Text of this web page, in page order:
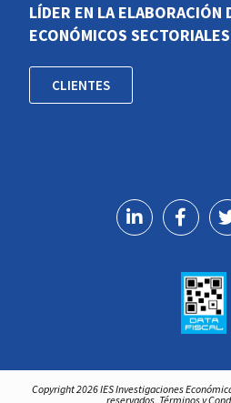
LÍDER EN LA ELABORACIÓN
ECONÓMICOS SECTORIALES
CLIENTES
Copyright 2026 IES Investigaciones
reservados. Términos y